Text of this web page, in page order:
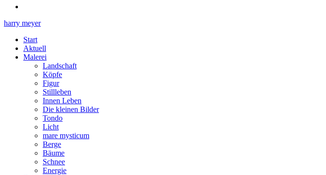
harry meyer
Start
Aktuell
Malerei
Landschaft
Köpfe
Figur
Stillleben
Innen Leben
Die kleinen Bilder
Tondo
Licht
mare mysticum
Berge
Bäume
Schnee
Energie